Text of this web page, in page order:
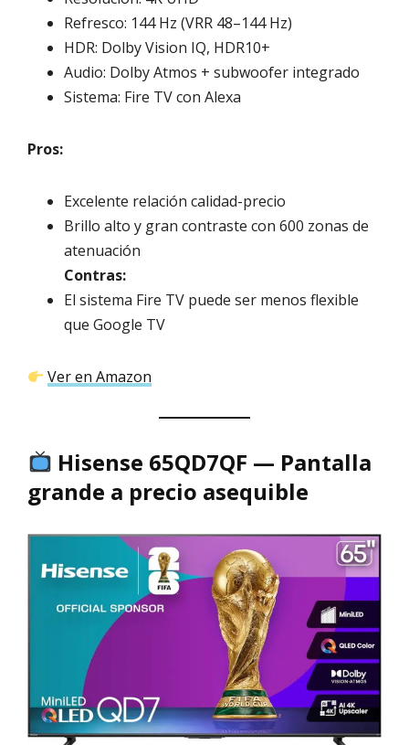
Refresco: 144 Hz (VRR 48–144 Hz)
HDR: Dolby Vision IQ, HDR10+
Audio: Dolby Atmos + subwoofer integrado
Sistema: Fire TV con Alexa
Pros:
Excelente relación calidad-precio
Brillo alto y gran contraste con 600 zonas de
atenuación
Contras:
El sistema Fire TV puede ser menos flexible
que Google TV
Ver en Amazon
Hisense 65QD7QF — Pantalla
grande a precio asequible